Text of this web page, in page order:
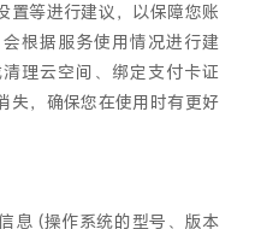
置等进行建议，以保障您账
根据服务使用情况进行建
理云空间、绑定支付卡证
失，确保您在使用时有更好
息 (操作系统的型号、版本